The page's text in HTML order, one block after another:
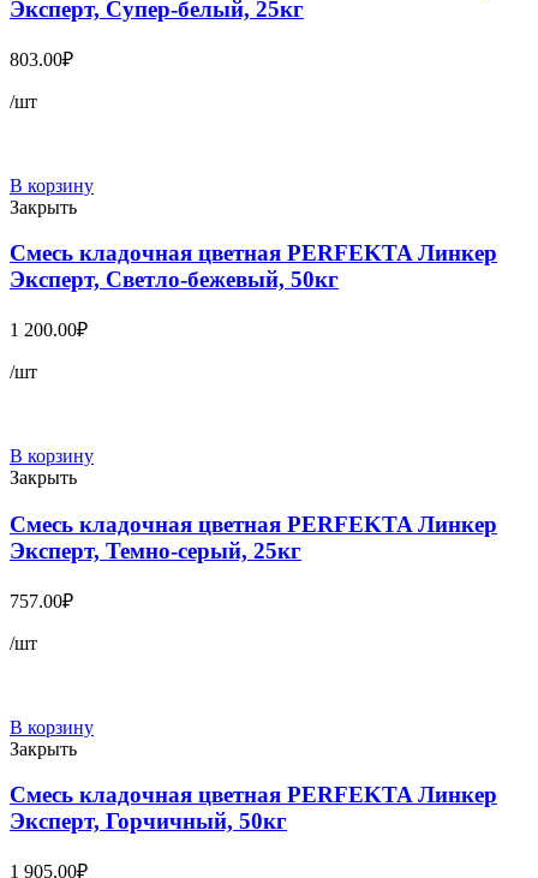
Эксперт, Супер-белый, 25кг
803.00₽
/шт
В корзину
Закрыть
Смесь кладочная цветная PERFEKTA Линкер
Эксперт, Светло-бежевый, 50кг
1 200.00₽
/шт
В корзину
Закрыть
Смесь кладочная цветная PERFEKTA Линкер
Эксперт, Темно-серый, 25кг
757.00₽
/шт
В корзину
Закрыть
Смесь кладочная цветная PERFEKTA Линкер
Эксперт, Горчичный, 50кг
1 905.00₽